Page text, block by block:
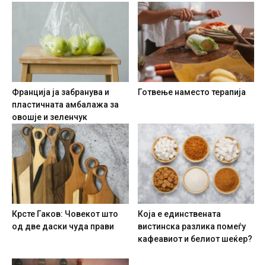
Франција ја забранува и
пластичната амбалажа за
овошје и зеленчук
Готвење наместо терапија
Крсте Гаков: Човекот што
од две даски чуда прави
Која е единствената
вистинска разлика помеѓу
кафеавиот и белиот шеќер?